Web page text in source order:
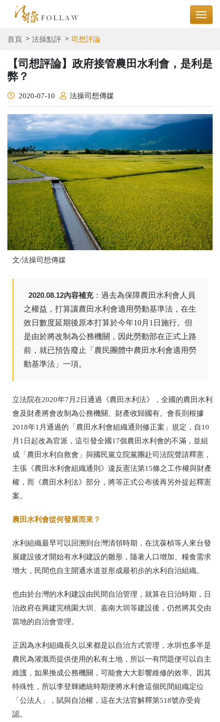
首頁 法操點評 司想評論
【司想評論】政府接管農田水利會，是利是
弊？
2020-07-10 法操司想傳媒
文/法操司想傳媒
2020.08.12內容補充：過去為保障農田水利會人員
之權益，打算讓農田水利會適用勞動基準法，在生
效日數度延期後原本打算於今年10月1日施行。但
是由於將改制為公務機關，因此勞動部在正式上路
前，就已預告廢止「農民團體中農田水利會適用勞
動基準法」一項。
立法院在2020年7月 2 日通過《農田水利法》，全國的農田水利
會及財產將會改制為公務機關、財產收歸國有。會長則根據
2018年1月通過的「農田水利會組織通則修正案」規定，自10
月 1 日起改為官派，這引發全國 17個農田水利會的不滿，並組
成「農田水利自救會」與國民黨立院黨團赴司法院聲請釋憲，
主張《農田水利會組織通則》違反憲法第15條之工作權與財產
權，而《農田水利法》部分，將等正式公布後再另外提起釋憲
案。
農田水利會從何發展而來？
水利組織最早可以回溯到台灣清領時期，在沈葆楨等人來台發
展建設後才開始有水利建設的雛形，隨著人口增加、糧食需求
增大，民間也自主開通水道並形成最初步的水利自治組織。
也由於台灣的水利建設由民間自治管理，就算在日治時期，日
治政府在興建完桃園大圳、嘉南大圳等建設後，仍然將其交由
當地的自治會管理。
正因為水利組織長久以來都是以自治方式管理，水圳也多半是
農民為灌溉而提供使用的私有土地，所以一有問題便可以自主
維護，如果換成公務機關，可能會大大影響維修的效率。因其
特殊性，所以李登輝總統時期便將水利會這個民間組織定位
「公法人」，賦與自治權，這在大法官解釋第518號亦受肯
認。